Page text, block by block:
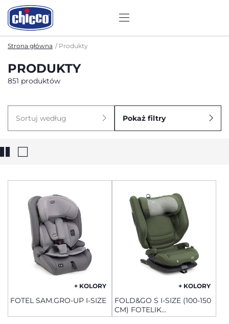
Strona główna Produkty
PRODUKTY
851 produktów
Sortuj według Pokaż filtry
+ KOLORY
FOTEL SAM.GRO-UP I-SIZE
+ KOLORY
FOLD&GO S I-SIZE (100-150
CM) FOTELIK
SAMOCHODOWY